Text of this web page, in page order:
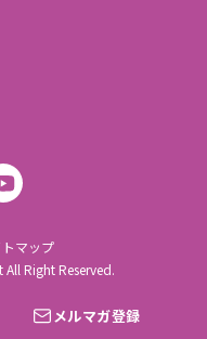
メルマガ登録
マップ
Right Reserved.